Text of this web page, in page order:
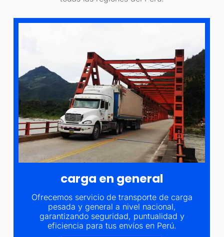
carga en general
Ofrecemos servicio de transporte de carga
pesada y general a nivel nacional,
garantizando seguridad, puntualidad y
eficiencia para tus envíos en Perú.